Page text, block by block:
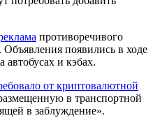
противоречивого
появились в ходе
и кэбах.
от криптовалютной
в транспортной
в заблуждение».